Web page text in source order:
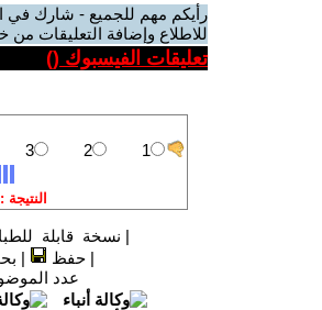
رأيكم مهم للجميع - شارك في
للاطلاع وإضافة التعليقات من
تعليقات الفيسبوك ()
| نسخة قابلة
|حفظ |
عدد